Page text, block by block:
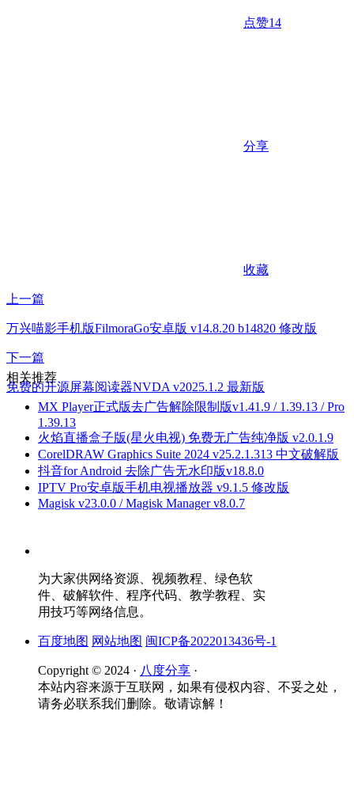
点赞14
分享
收藏
上一篇
万兴喵影手机版FilmoraGo安卓版 v14.8.20 b14820 修改版
下一篇
免费的开源屏幕阅读器NVDA v2025.1.2 最新版
相关推荐
MX Player正式版去广告解除限制版v1.41.9 / 1.39.13 / Pro
1.39.13
火焰直播盒子版(星火电视) 免费无广告纯净版 v2.0.1.9
CorelDRAW Graphics Suite 2024 v25.2.1.313 中文破解版
抖音for Android 去除广告无水印版v18.8.0
IPTV Pro安卓版手机电视播放器 v9.1.5 修改版
Magisk v23.0.0 / Magisk Manager v8.0.7
为大家供网络资源、视频教程、绿色软
件、破解软件、程序代码、教学教程、实
用技巧等网络信息。
百度地图 网站地图 闽ICP备2022013436号-1
Copyright © 2024 · 八度分享 ·
本站内容来源于互联网，如果有侵权内容、不妥之处，
请务必联系我们删除。敬请谅解！